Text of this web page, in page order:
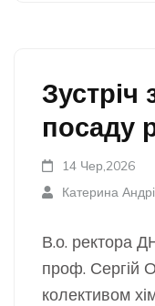
Зустріч
посаду
14 Чер,2026
Катерина
В.о. ректора
проф. Сергій
колективом